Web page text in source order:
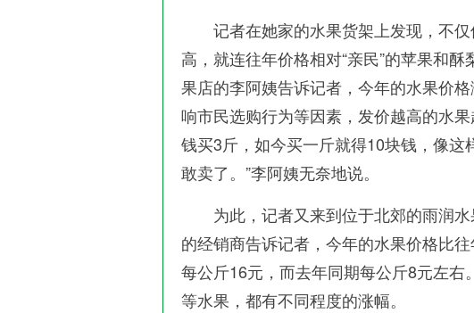
记者在她家的水果货架上发现，不仅
高，就连往年价格相对“亲民”的苹果和
果店的李阿姨告诉记者，今年的水果价
响市民选购行为等因素，发价越高的水
钱买3斤，如今买一斤就得10块钱，像
敢卖了。”李阿姨无奈地说。
为此，记者又来到位于北郊的雨润水
的经销商告诉记者，今年的水果价格比
每公斤16元，而去年同期每公斤8元左
等水果，都有不同程度的涨幅。